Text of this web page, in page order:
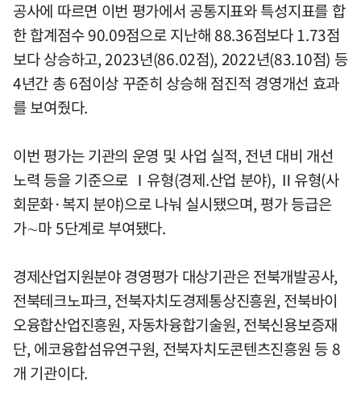
공사에 따르면 이번 평가에서 공통지표와 특성지표를 합
한 합계점수 90.09점으로 지난해 88.36점보다 1.73점
보다 상승하고, 2023년(86.02점), 2022년(83.10점) 등
4년간 총 6점이상 꾸준히 상승해 점진적 경영개선 효과
를 보여줬다.
이번 평가는 기관의 운영 및 사업 실적, 전년 대비 개선
노력 등을 기준으로 Ⅰ유형(경제.산업 분야), Ⅱ유형(사
회문화·복지 분야)으로 나눠 실시됐으며, 평가 등급은
가∼마 5단계로 부여됐다.
경제산업지원분야 경영평가 대상기관은 전북개발공사,
전북테크노파크, 전북자치도경제통상진흥원, 전북바이
오융합산업진흥원, 자동차융합기술원, 전북신용보증재
단, 에코융합섬유연구원, 전북자치도콘텐츠진흥원 등 8
개 기관이다.